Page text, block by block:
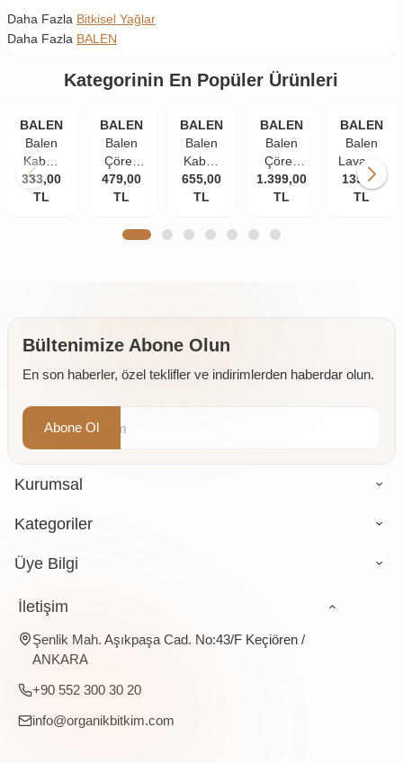
Daha Fazla Bitkisel Yağlar
Daha Fazla BALEN
Kategorinin En Popüler Ürünleri
BALEN
Balen
Kabak
Çekirdeği
Yağı
333,00
TL
BALEN
Balen
Çörek
Otu
Yağı
Pres
479,00
TL
BALEN
Balen
Kabak
Çekirdeği
Yağı
Pres
655,00
TL
BALEN
Balen
Çörek
Otu
Yağı
Pres 3 x
1.399,00
TL
BALEN
Balen
Lavanta
Yağı
Distilasyon
135,00
TL
Bültenimize Abone Olun
En son haberler, özel teklifler ve indirimlerden haberdar olun.
Abone Ol
Kurumsal
Kategoriler
Üye Bilgi
İletişim
Şenlik Mah. Aşıkpaşa Cad. No:43/F Keçiören /
ANKARA
+90 552 300 30 20
info@organikbitkim.com